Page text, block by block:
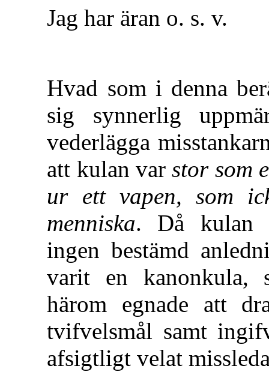
Jag har äran o. s. v.
Hvad som i denna
sig synnerlig
vederlägga
att kulan varstor som
ur ett vapen, som
menniska. Då kulan
ingen bestämd
varit en kanonkula,
härom egnade att
tvifvelsmål samt
afsigtligt velat